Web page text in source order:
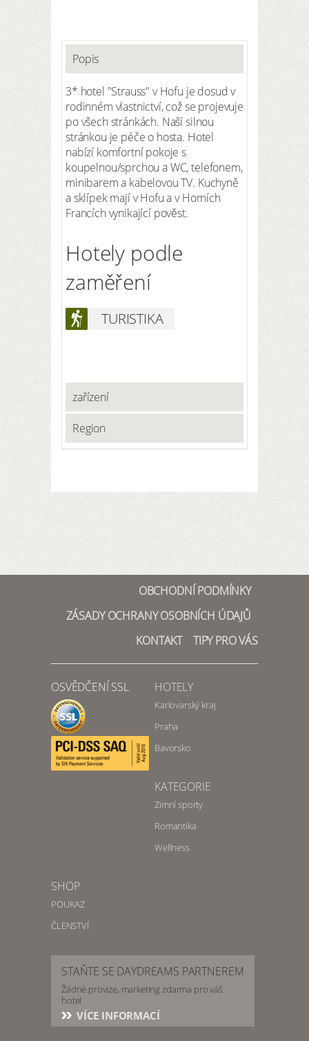
Popis
3* hotel "Strauss" v Hofu je dosud v
rodinném vlastnictví, což se projevuje
po všech stránkách. Naší silnou
stránkou je péče o hosta. Hotel
nabízí komfortní pokoje s
koupelnou/sprchou a WC, telefonem,
minibarem a kabelovou TV. Kuchyně
a sklípek mají v Hofu a v Horních
Francích vynikající pověst.
Hotely podle
zaměření
TURISTIKA
zařízení
Region
OBCHODNÍ PODMÍNKY
ZÁSADY OCHRANY OSOBNÍCH ÚDAJŮ
KONTAKT
TIPY PRO VÁS
OSVĚDČENÍ SSL HOTELY
Karlovarský kraj
Praha
Bavorsko
KATEGORIE
Zimní sporty
Romantika
Wellness
SHOP
POUKAZ
ČLENSTVÍ
STAŇTE SE DAYDREAMS PARTNEREM
Žádné provize, marketing zdarma pro váš
hotel
VÍCE INFORMACÍ